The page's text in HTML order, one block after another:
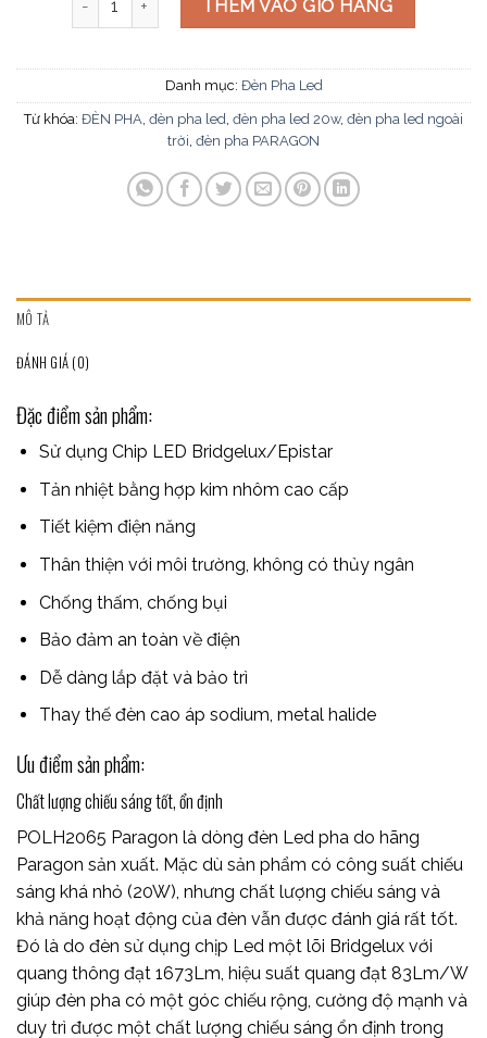
THÊM VÀO GIỎ HÀNG
Danh mục: Đèn Pha Led
Từ khóa: ĐÈN PHA đèn pha led đèn pha led 20w, đèn pha led ngoài
trời đèn pha PARAGON
MÔ TẢ
ĐÁNH GIÁ (0)
Đặc điểm sản phẩm:
Sử dụng Chip LED Bridgelux/Epistar
Tản nhiệt bằng hợp kim nhôm cao cấp
Tiết kiệm điện năng
Thân thiện với môi trường, không có thủy ngân
Chống thấm, chống bụi
Bảo đảm an toàn về điện
Dễ dàng lắp đặt và bảo trì
Thay thế đèn cao áp sodium, metal halide
Ưu điểm sản phẩm:
Chất lượng chiếu sáng tốt, ổn định
POLH2065 Paragon là dòng đèn Led pha do hãng
Paragon sản xuất. Mặc dù sản phẩm có công suất chiếu
sáng khá nhỏ (20W), nhưng chất lượng chiếu sáng và
khả năng hoạt động của đèn vẫn được đánh giá rất tốt.
Đó là do đèn sử dụng chịp Led một lõi Bridgelux với
quang thông đạt 1673Lm, hiệu suất quang đạt 83Lm/W
giúp đèn pha có một góc chiếu rộng, cường độ mạnh và
duy trì được một chất lượng chiếu sáng ổn định trong